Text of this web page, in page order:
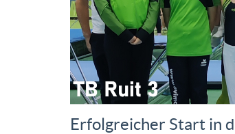
Erfolgreicher Start in